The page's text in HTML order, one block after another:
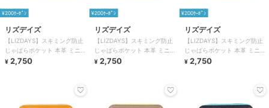
¥200ｸｰﾎﾟﾝ
リズデイズ
【LIZDAYS】スキミング防止
じゃばらポケット 本革 ミニ財
布
¥ 2,750
¥200ｸｰﾎﾟﾝ
リズデイズ
【LIZDAYS】スキミング防止
じゃばらポケット 本革 ミニ財
布
¥ 2,750
¥200ｸｰﾎﾟﾝ
リズデイズ
【LIZDAYS】スキミング防止
じゃばらポケット 本革 ミニ財
布
¥ 2,750